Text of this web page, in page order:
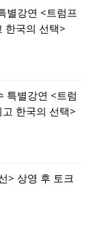
별강연 <트럼프
한국의 선택>
특별강연 <트럼
한국의 선택>
> 상영 후 토크